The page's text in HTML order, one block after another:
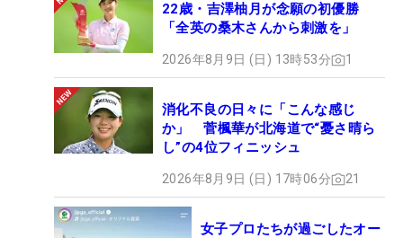
22歳・吉澤柚月が念願の初優勝
「全英の桑木さんから刺激を」
2026年8月9日 (日) 13時53分 1
消化不良の日々に「こんな感じ
か」 菅楓華が北海道で“憂さ晴ら
し”の4位フィニッシュ
2026年8月9日 (日) 17時06分 21
女子プロたちが過ごしたオー